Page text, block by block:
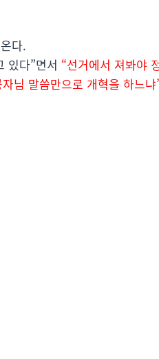
다.
있다”면서 “선거에서 져봐야
님 말씀만으로 개혁을 하느냐